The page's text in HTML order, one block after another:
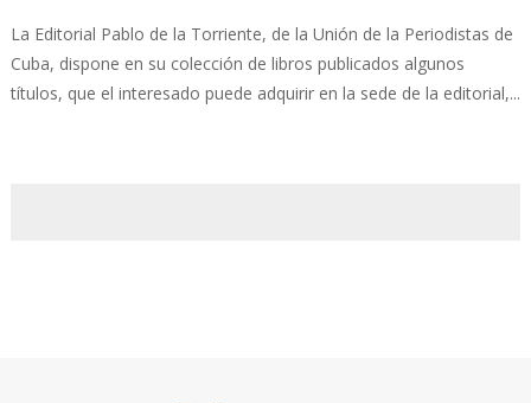
La Editorial Pablo de la Torriente, de la Unión de la Periodistas de
Cuba, dispone en su colección de libros publicados algunos
títulos, que el interesado puede adquirir en la sede de la editorial,...